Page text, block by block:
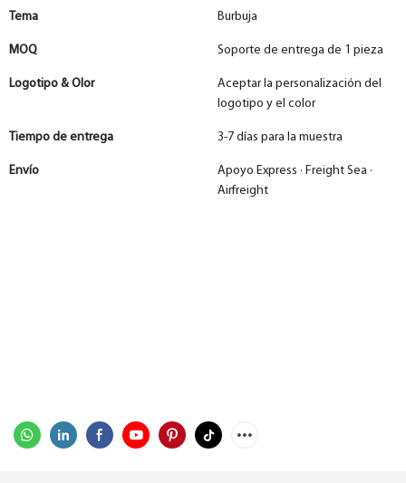
Tema Burbuja
MOQ Soporte de entrega de 1 pieza
Logotipo & Olor
Aceptar la personalización del
logotipo y el color
Tiempo de entrega 3-7 días para la muestra
Envío
Apoyo Express · Freight Sea ·
Airfreight